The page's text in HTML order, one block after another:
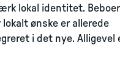
lokal identitet.
ønske er allerede
i det nye. Alligevel